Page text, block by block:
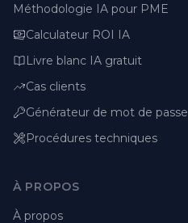
Méthodologie IA pour PME
Calculateur ROI IA
Livre blanc IA gratuit
Cas clients
Générateur de mot de passe
Procédures techniques
À PROPOS
À propos